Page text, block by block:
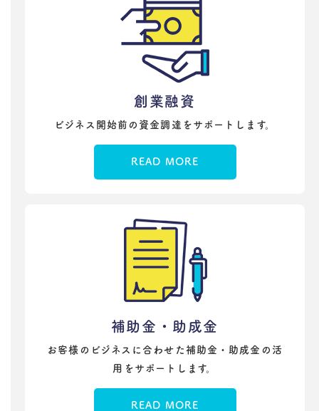
創業融資
ビジネス開始前の資金調達をサポートします。
READ MORE
補助金・助成金
お客様のビジネスに合わせた補助金・助成金の活
用をサポートします。
READ MORE